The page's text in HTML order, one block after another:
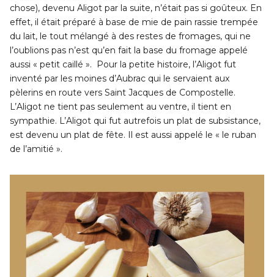
chose), devenu Aligot par la suite, n’était pas si goûteux. En
effet, il était préparé à base de mie de pain rassie trempée
du lait, le tout mélangé à des restes de fromages, qui ne
l’oublions pas n’est qu’en fait la base du fromage appelé
aussi « petit caillé ». Pour la petite histoire, l’Aligot fut
inventé par les moines d’Aubrac qui le servaient aux
pèlerins en route vers Saint Jacques de Compostelle.
L’Aligot ne tient pas seulement au ventre, il tient en
sympathie. L’Aligot qui fut autrefois un plat de subsistance,
est devenu un plat de fête. Il est aussi appelé le « le ruban
de l’amitié ».